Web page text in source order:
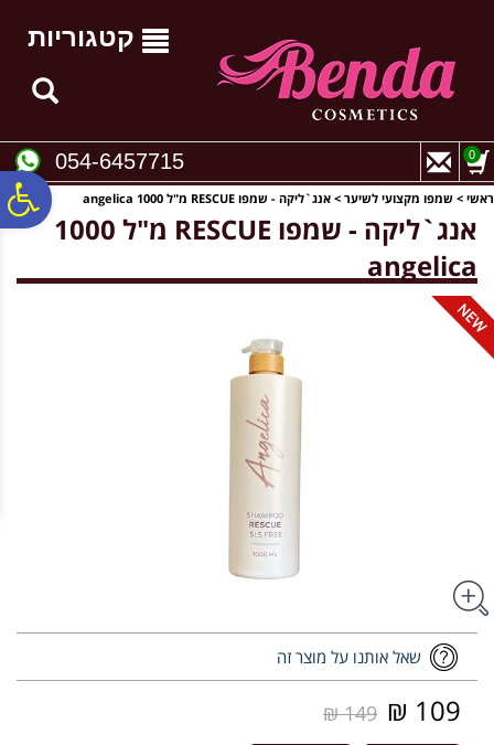
נגישות
קטגוריות
054-6457715 0
ראשי > שמפו מקצועי לשיער > אנג`ליקה - שמפו RESCUE מ"ל 1000 ‏angelica
אנג`ליקה - שמפו RESCUE מ"ל 1000
שאל אותנו על מוצר זה
109 ₪
149 ₪